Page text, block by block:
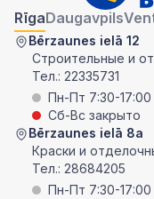
RīgaDaugavpils
Bērzaunes ielā 12
Строительные и
Тел.: 22335731
Пн-Пт 7:30-17:00
Сб-Вс закрыто
Bērzaunes ielā 8a
Краски и
Тел.: 28684205
Пн-Пт 7:30-17:00